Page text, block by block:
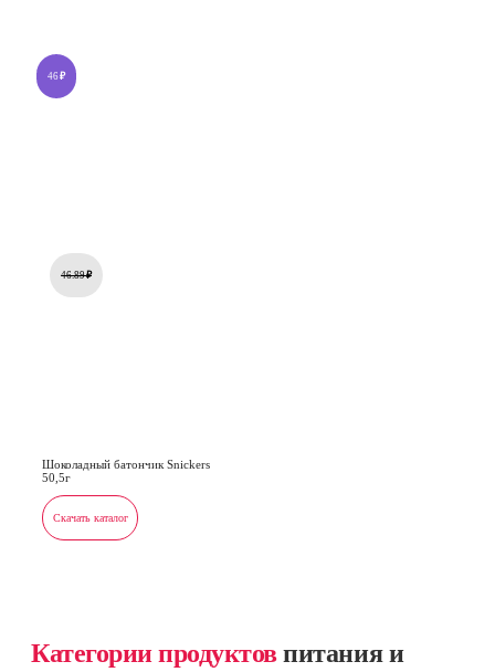
46₽
46.89₽
Шоколадный батончик Snickers
50,5г
Скачать каталог
Категории продуктовпитания и